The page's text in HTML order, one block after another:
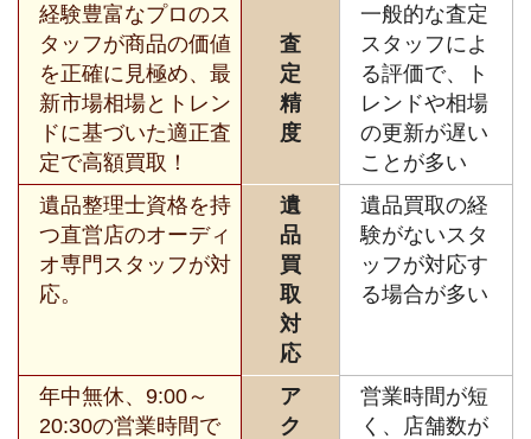
経験豊富なプロのス
タッフが商品の価値
を正確に見極め、最
新市場相場とトレン
ドに基づいた適正査
定で高額買取！
査
定
精
度
一般的な査定
スタッフによ
る評価で、ト
レンドや相場
の更新が遅い
ことが多い
遺品整理士資格を持
つ直営店のオーディ
オ専門スタッフが対
応。
遺
品
買
取
対
応
遺品買取の経
験がないスタ
ッフが対応す
る場合が多い
年中無休、9:00～
20:30の営業時間で
ア
ク
営業時間が短
く、店舗数が